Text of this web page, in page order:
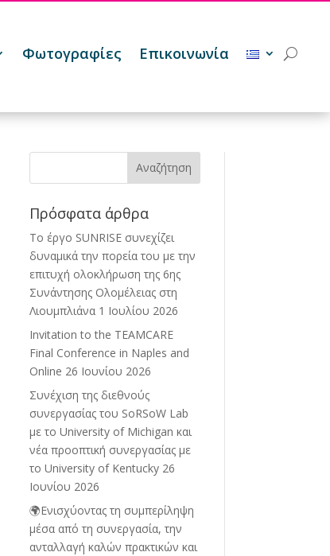
Φωτογραφίες Επικοινωνία
Πρόσφατα άρθρα
Το έργο SUNRISE συνεχίζει
δυναμικά την πορεία του με την
επιτυχή ολοκλήρωση της 6ης
Συνάντησης Ολομέλειας στη
Λιουμπλιάνα 1 Ιουλίου 2026
Invitation to the TEAMCARE
Final Conference in Naples and
Online 26 Ιουνίου 2026
Συνέχιση της διεθνούς
συνεργασίας του SoRSoW Lab
με το University of Michigan και
νέα προοπτική συνεργασίας με
το University of Kentucky 26
Ιουνίου 2026
🌍Ενισχύοντας τη συμπερίληψη
μέσα από τη συνεργασία, την
ανταλλαγή καλών πρακτικών και